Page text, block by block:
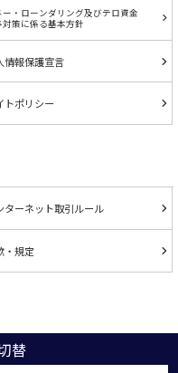
ー・ローンダリング及びテロ資金
対策に係る基本方針
情報保護宣言
トポリシー
ターネット取引ルール
・規定
替